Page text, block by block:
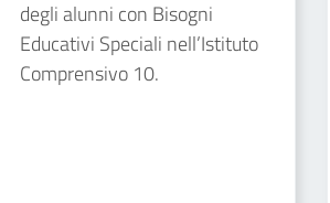
degli alunni con Bisogni
Educativi Speciali nell’Istituto
Comprensivo 10.